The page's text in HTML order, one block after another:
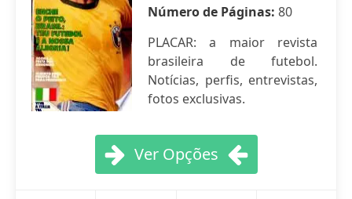
Número de Páginas: 80
PLACAR: a maior revista
brasileira de futebol.
Notícias, perfis, entrevistas,
fotos exclusivas.
Ver Opções